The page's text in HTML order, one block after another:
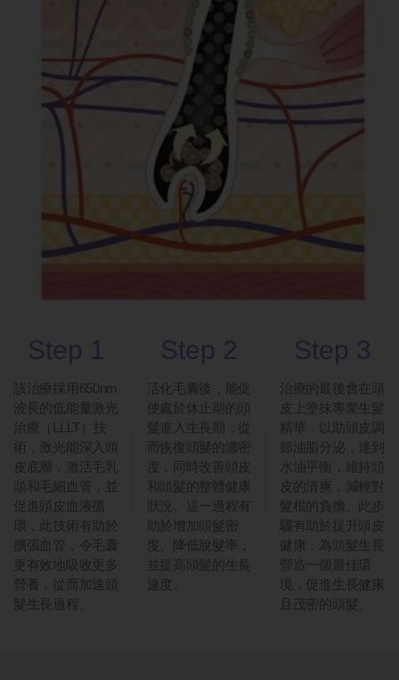
Step 1
該治療採用650nm
波長的低能量激光
治療（LLLT）技
術，激光能深入頭
皮底層，激活毛乳
頭和毛細血管，並
促進頭皮血液循
環，此技術有助於
擴張血管，令毛囊
更有效地吸收更多
營養，從而加速頭
髮生長過程。
Step 2
活化毛囊後，能促
使處於休止期的頭
髮進入生長期，從
而恢復頭髮的濃密
度，同時改善頭皮
和頭髮的整體健康
狀況。這一過程有
助於增加頭髮密
度、降低脫髮率，
並提高頭髮的生長
速度。
Step 3
治療的最後會在頭
皮上塗抹專業生髮
精華，以助頭皮調
節油脂分泌，達到
水油平衡，維持頭
皮的清爽，減輕對
髮根的負擔。此步
驟有助於提升頭皮
健康，為頭髮生長
營造一個最佳環
境，促進生長健康
且茂密的頭髮。